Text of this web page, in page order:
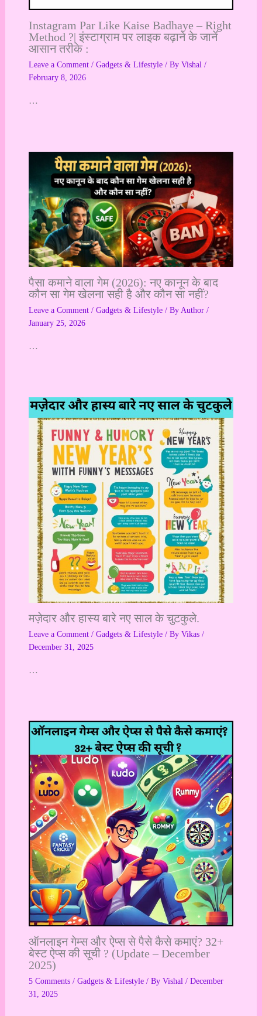
Instagram Par Like Kaise Badhaye – Right
Method ?| इंस्टाग्राम पर लाइक बढ़ाने के जानें
आसान तरीके :
Leave a Comment / Gadgets & Lifestyle/ By Vishal /
February 8, 2026
…
पैसा कमाने वाला गेम (2026): नए कानून के बाद
कौन सा गेम खेलना सही है और कौन सा नहीं?
Leave a Comment / Gadgets & Lifestyle/ By Author /
January 25, 2026
…
मज़ेदार और हास्य बारे नए साल के चुटकुले.
Leave a Comment / Gadgets & Lifestyle/ By Vikas /
December 31, 2025
…
ऑनलाइन गेम्स और ऐप्स से पैसे कैसे कमाएं? 32+
बेस्ट ऐप्स की सूची ? (Update – December
2025)
5 Comments / Gadgets & Lifestyle/ By Vishal / December
31, 2025